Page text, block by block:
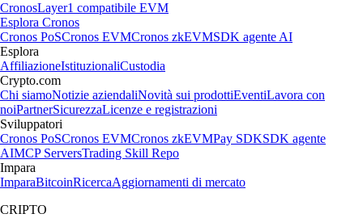
CronosLayer1 compatibile EVM
Esplora Cronos
Cronos PoSCronos EVMCronos zkEVMSDK agente AI
Esplora
AffiliazioneIstituzionaliCustodia
Crypto.com
Chi siamoNotizie aziendaliNovità sui prodottiEventiLavora con
noiPartnerSicurezzaLicenze e registrazioni
Sviluppatori
Cronos PoSCronos EVMCronos zkEVMPay SDKSDK agente
AIMCP ServersTrading Skill Repo
Impara
ImparaBitcoinRicercaAggiornamenti di mercato
CRIPTO